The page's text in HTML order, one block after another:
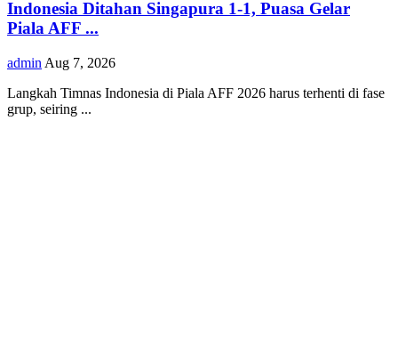
Indonesia Ditahan Singapura 1-1, Puasa Gelar
Piala AFF ...
admin Aug 7, 2026
Langkah Timnas Indonesia di Piala AFF 2026 harus terhenti di fase
grup, seiring ...